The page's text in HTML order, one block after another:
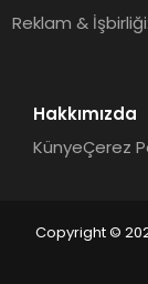
Reklam &
Hakkımızda
KünyeÇerez
Copyright ©